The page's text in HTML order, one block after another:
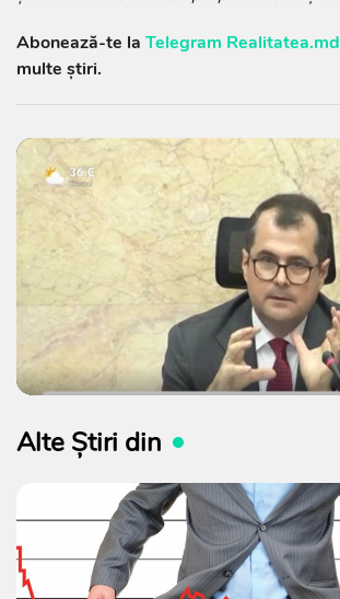
Abonează-te la Telegram Realitatea.md
multe știri.
Alte Știri din